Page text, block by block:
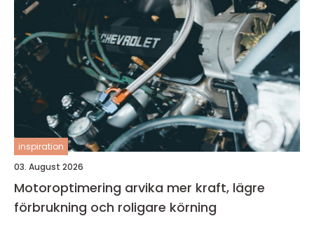
inspiration
03. August 2026
Motoroptimering arvika mer kraft, lägre
förbrukning och roligare körning